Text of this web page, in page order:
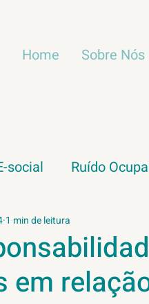
Home Sobre Nós
social Ruído
1 min de leitura